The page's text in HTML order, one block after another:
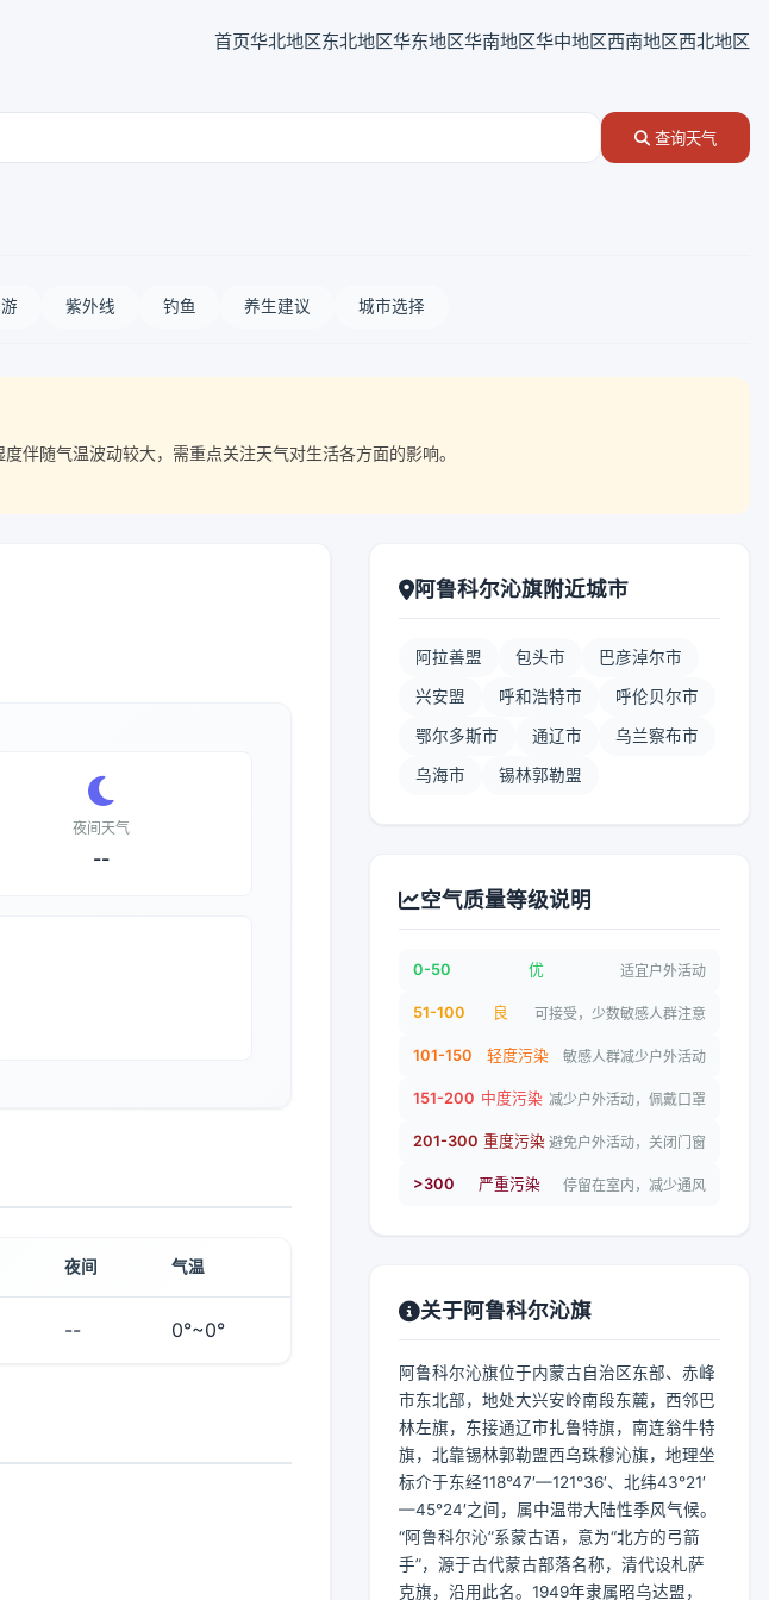
首页华北地区东北地区华东地区华南地区华中地区西南地区西北地区
查询天气
紫外线 钓鱼 养生建议 城市选择
随气温波动较大，需重点关注天气对生活各方面的影响。
夜间天气
--
夜间 气温
-- 0°~0°
阿鲁科尔沁旗附近城市
阿拉善盟 包头市 巴彦淖尔市
兴安盟 呼和浩特市 呼伦贝尔市
鄂尔多斯市 通辽市 乌兰察布市
乌海市 锡林郭勒盟
空气质量等级说明
0-50 优 适宜户外活动
51-100 良 可接受，少数敏感人群注意
101-150 轻度污染 敏感人群减少户外活动
151-200 中度污染 减少户外活动，佩戴口罩
201-300 重度污染 避免户外活动，关闭门窗
>300 严重污染 停留在室内，减少通风
关于阿鲁科尔沁旗
阿鲁科尔沁旗位于内蒙古自治区东部、赤峰
市东北部，地处大兴安岭南段东麓，西邻巴
林左旗，东接通辽市扎鲁特旗，南连翁牛特
旗，北靠锡林郭勒盟西乌珠穆沁旗，地理坐
标介于东经118°47′—121°36′、北纬43°21′
—45°24′之间，属中温带大陆性季风气候。
“阿鲁科尔沁”系蒙古语，意为“北方的弓箭
手”，源于古代蒙古部落名称，清代设札萨
克旗，沿用此名。1949年隶属昭乌达盟，